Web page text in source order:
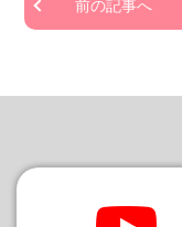
前の記事へ